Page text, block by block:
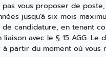
pas vous proposer de
jusqu'à six mois
candidature, en tenant
liaison avec le § 15 AGG. Le
partir du moment où vous